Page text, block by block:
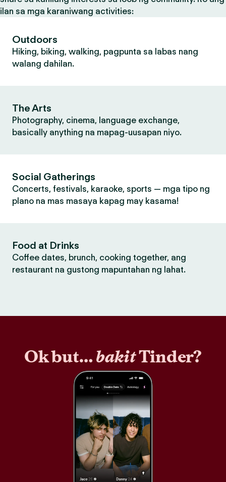
ilan sa mga karaniwang activities:
Outdoors
Hiking, biking, walking, pagpunta sa labas nang
walang dahilan.
The Arts
Photography, cinema, language exchange,
basically anything na mapag-uusapan niyo.
Social Gatherings
Concerts, festivals, karaoke, sports — mga tipo ng
plano na mas masaya kapag may kasama!
Food at Drinks
Coffee dates, brunch, cooking together, ang
restaurant na gustong mapuntahan ng lahat.
Ok but…bakitTinder?